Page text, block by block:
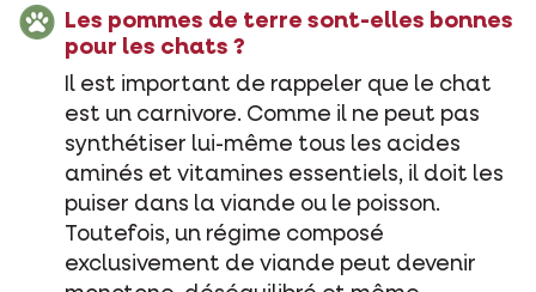
Les pommes de terre sont-elles bonnes
pour les chats ?
Il est important de rappeler que le chat
est un carnivore. Comme il ne peut pas
synthétiser lui-même tous les acides
aminés et vitamines essentiels, il doit les
puiser dans la viande ou le poisson.
Toutefois, un régime composé
exclusivement de viande peut devenir